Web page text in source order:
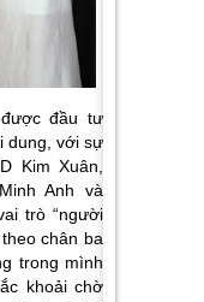
đầu tư
dung, với sự
Kim Xuân,
Anh và
trò “người
chân ba
trong mình
khoải chờ